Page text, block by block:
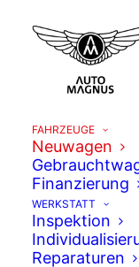
FAHRZEUGE
Neuwagen
Finanzierung
WERKSTATT
Inspektion
Reparaturen